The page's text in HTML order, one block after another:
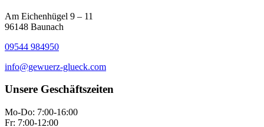
Am Eichenhügel 9 – 11
96148 Baunach
09544 984950
info@gewuerz-glueck.com
Unsere Geschäftszeiten
Mo-Do: 7:00-16:00
Fr: 7:00-12:00